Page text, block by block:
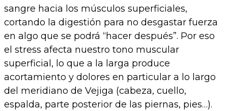
sangre hacia los músculos superficiales,
cortando la digestión para no desgastar fuerza
en algo que se podrá “hacer después”. Por eso
el stress afecta nuestro tono muscular
superficial, lo que a la larga produce
acortamiento y dolores en particular a lo largo
del meridiano de Vejiga (cabeza, cuello,
espalda, parte posterior de las piernas, pies…).